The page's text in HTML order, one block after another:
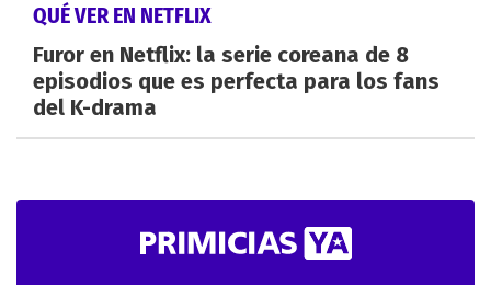
QUÉ VER EN NETFLIX
Furor en Netflix: la serie coreana de 8
episodios que es perfecta para los fans
del K-drama